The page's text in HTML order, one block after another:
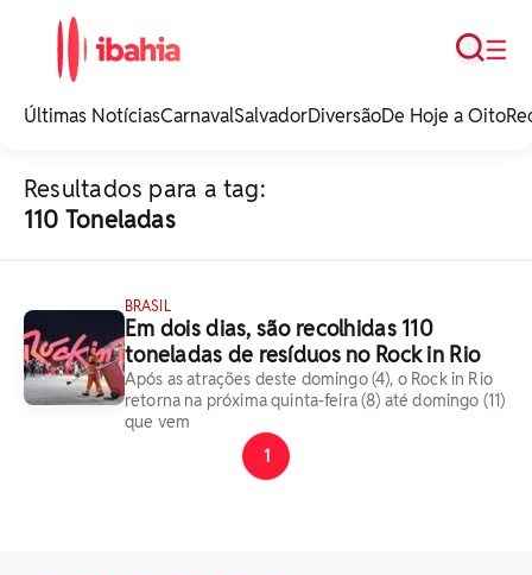
noticias e
☰
Busca
Últimas NotíciasCarnavalSalvadorDiversãoDe Hoje a Oito
Resultados para a tag:
110 Toneladas
BRASIL
Em dois dias, são recolhidas 110
toneladas de resíduos no Rock in Rio
Após as atrações deste domingo (4), o Rock in Rio
retorna na próxima quinta-feira (8) até domingo (11)
que vem
1